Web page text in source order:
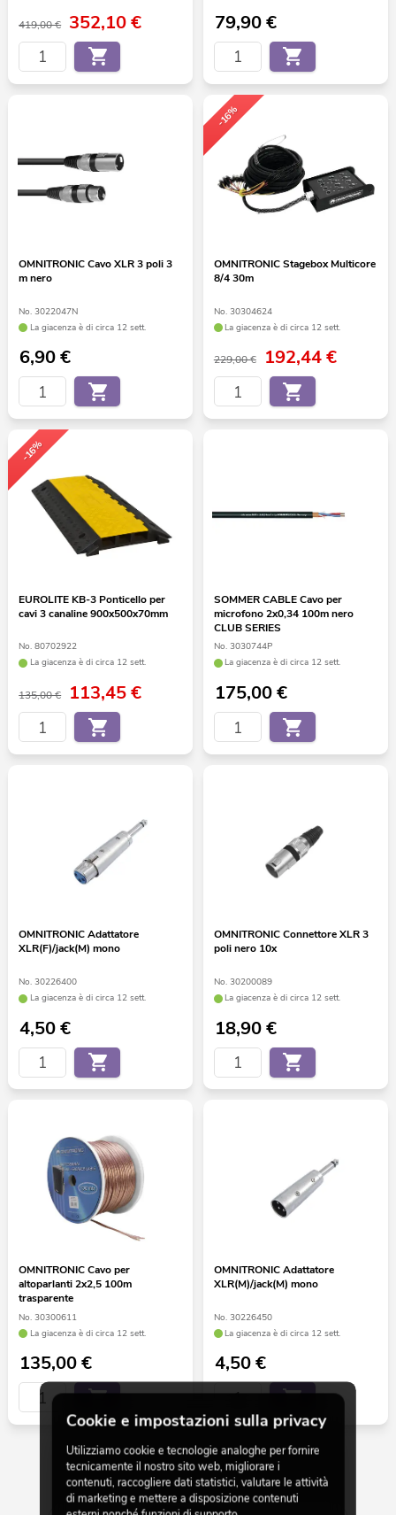
419,00 € 352,10€ 79,90€
OMNITRONIC Cavo XLR 3 poli 3
m nero
No. 3022047N
La giacenza è di circa 12 sett.
6,90€
-16%
OMNITRONIC Stagebox Multicore
8/4 30m
No. 30304624
La giacenza è di circa 12 sett.
229,00 € 192,44€
-16%
EUROLITE KB-3 Ponticello per
cavi 3 canaline 900x500x70mm
No. 80702922
La giacenza è di circa 12 sett.
135,00 € 113,45€
SOMMER CABLE Cavo per
microfono 2x0,34 100m nero
CLUB SERIES
No. 3030744P
La giacenza è di circa 12 sett.
175,00€
OMNITRONIC Adattatore
XLR(F)/jack(M) mono
No. 30226400
La giacenza è di circa 12 sett.
4,50€
OMNITRONIC Connettore XLR 3
poli nero 10x
No. 30200089
La giacenza è di circa 12 sett.
18,90€
OMNITRONIC Cavo per
altoparlanti 2x2,5 100m
trasparente
No. 30300611
La giacenza è di circa 12 sett.
135,00€
OMNITRONIC Adattatore
XLR(M)/jack(M) mono
No. 30226450
La giacenza è di circa 12 sett.
4,50€
30 da 414
Cookie e impostazioni sulla privacy
Utilizziamo cookie e tecnologie analoghe per fornire
tecnicamente il nostro sito web, migliorare i
contenuti, raccogliere dati statistici, valutare le attività
di marketing e mettere a disposizione contenuti